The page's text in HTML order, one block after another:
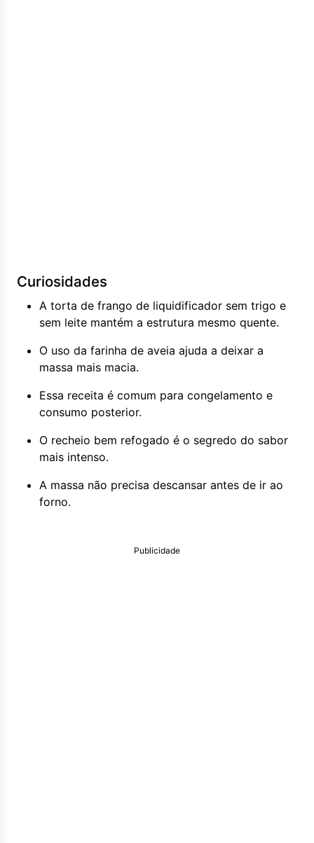
Curiosidades
A torta de frango de liquidificador sem trigo e
sem leite mantém a estrutura mesmo quente.
O uso da farinha de aveia ajuda a deixar a
massa mais macia.
Essa receita é comum para congelamento e
consumo posterior.
O recheio bem refogado é o segredo do sabor
mais intenso.
A massa não precisa descansar antes de ir ao
forno.
Publicidade